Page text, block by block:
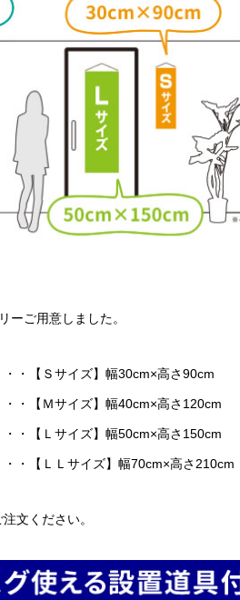
ーご用意しました。
・【Ｓサイズ】幅30cm×高さ90cm
・【Ｍサイズ】幅40cm×高さ120cm
・【Ｌサイズ】幅50cm×高さ150cm
・【ＬＬサイズ】幅70cm×高さ210cm
文ください。